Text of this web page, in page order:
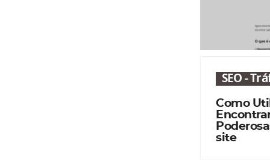
SEO -
Como
site